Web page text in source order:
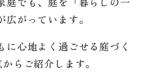
がっています。
に心地よく過ごせる庭づく
らご紹介します。